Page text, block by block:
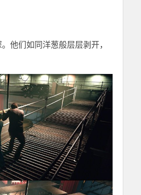
他们如同洋葱般层层剥开，